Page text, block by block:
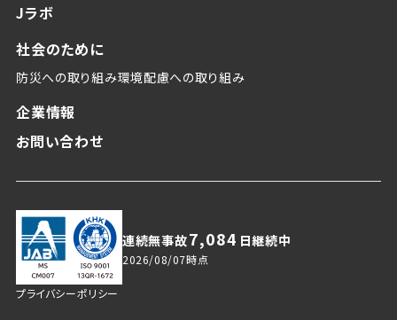
Jラボ
社会のために
防災への取り組み環境配慮への取り組み
企業情報
お問い合わせ
連続無事故7,084 日継続中
2026/08/07時点
プライバシーポリシー